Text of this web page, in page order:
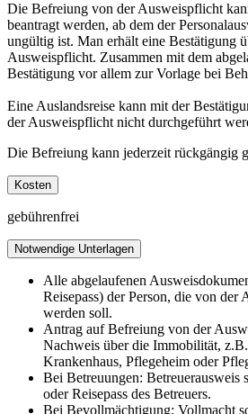
Die Befreiung von der Ausweispflicht
beantragt werden, ab dem der
ungültig ist. Man erhält eine Bestätigung
Ausweispflicht. Zusammen mit dem
Bestätigung vor allem zur Vorlage bei
Eine Auslandsreise kann mit der
der Ausweispflicht nicht durchgeführt
Die Befreiung kann jederzeit rückgängig
Kosten
gebührenfrei
Notwendige Unterlagen
Alle abgelaufenen
Reisepass) der Person, die von der
werden soll.
Antrag auf Befreiung von der
Nachweis über die Immobilität,
Krankenhaus, Pflegeheim oder
Bei Betreuungen: Betreuerausweis
oder Reisepass des Betreuers.
Bei Bevollmächtigung: Vollmacht